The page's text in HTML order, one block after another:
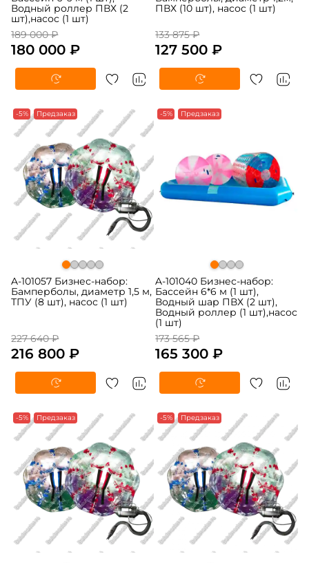
Водный роллер ПВХ (2
шт),насос (1 шт)
189 000 ₽
180 000 ₽
ПВХ (10 шт), насос (1 шт)
133 875 ₽
127 500 ₽
-5% Предзаказ
A-101057 Бизнес-набор:
Бамперболы, диаметр 1,5 м,
ТПУ (8 шт), насос (1 шт)
227 640 ₽
216 800 ₽
-5% Предзаказ
A-101040 Бизнес-набор:
Бассейн 6*6 м (1 шт),
Водный шар ПВХ (2 шт),
Водный роллер (1 шт),насос
(1 шт)
173 565 ₽
165 300 ₽
-5% Предзаказ -5% Предзаказ